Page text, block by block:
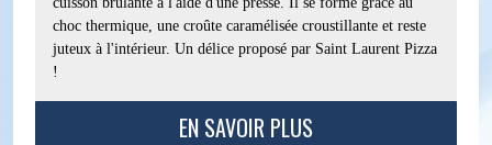
choc thermique, une croûte caramélisée croustillante et reste
juteux à l'intérieur. Un délice proposé par Saint Laurent Pizza
!
EN SAVOIR PLUS